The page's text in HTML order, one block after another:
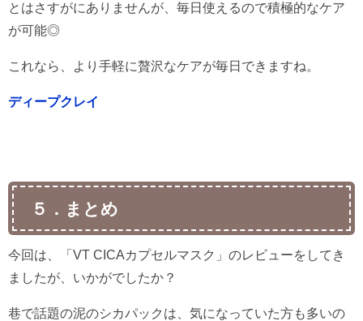
とはさすがにありませんが、毎日使えるので積極的なケア
が可能◎
これなら、より手軽に贅沢なケアが毎日できますね。
ディープクレイ
５．まとめ
今回は、「VT CICAカプセルマスク」のレビューをしてき
ましたが、いかがでしたか？
巷で話題の泥のシカパックは、気になっていた方も多いの